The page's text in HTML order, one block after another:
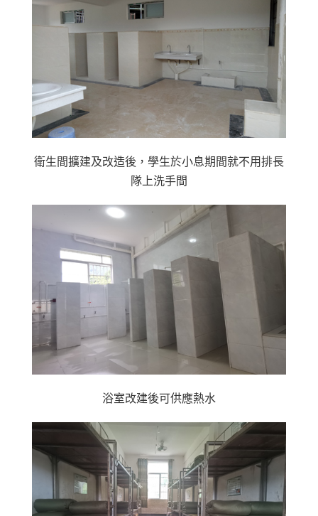
衛生間擴建及改造後，學生於小息期間就不用排長
隊上洗手間
浴室改建後可供應熱水